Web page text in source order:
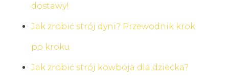
dostawy!
Jak zrobić strój dyni? Przewodnik krok
po kroku
Jak zrobić strój kowboja dla dziecka?